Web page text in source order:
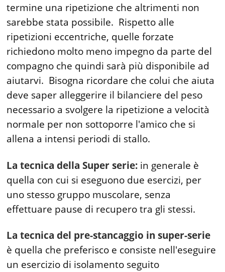
termine una ripetizione che altrimenti non
sarebbe stata possibile. Rispetto alle
ripetizioni eccentriche, quelle forzate
richiedono molto meno impegno da parte del
compagno che quindi sarà più disponibile ad
aiutarvi. Bisogna ricordare che colui che aiuta
deve saper alleggerire il bilanciere del peso
necessario a svolgere la ripetizione a velocità
normale per non sottoporre l'amico che si
allena a intensi periodi di stallo.
La tecnica della Super serie: in generale è
quella con cui si eseguono due esercizi, per
uno stesso gruppo muscolare, senza
effettuare pause di recupero tra gli stessi.
La tecnica del pre-stancaggio in super-serie
è quella che preferisco e consiste nell'eseguire
un esercizio di isolamento seguito